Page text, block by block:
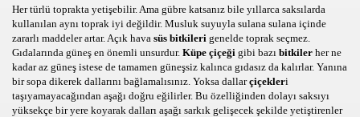
Her türlü toprakta yetişebilir. Ama gübre katsanız bile yıllarca saksılarda
kullanılan aynı toprak iyi değildir. Musluk suyuyla sulana sulana içinde
zararlı maddeler artar. Açık hava süs bitkileri genelde toprak seçmez.
Gıdalarında güneş en önemli unsurdur. Küpe çiçeği gibi bazı bitkiler her ne
kadar az güneş istese de tamamen güneşsiz kalınca gıdasız da kalırlar. Yanına
bir sopa dikerek dallarını bağlamalısınız. Yoksa dallarçiçekleri
taşıyamayacağından aşağı doğru eğilirler. Bu özelliğinden dolayı saksıyı
yüksekçe bir yere koyarak dalları aşağı sarkık gelişecek şekilde yetiştirenler